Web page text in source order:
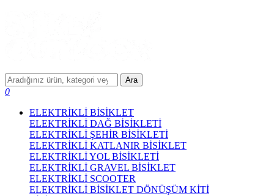
Ara
0
ELEKTRİKLİ BİSİKLET
ELEKTRİKLİ DAĞ BİSİKLETİ
ELEKTRİKLİ ŞEHİR BİSİKLETİ
ELEKTRİKLİ KATLANIR BİSİKLET
ELEKTRİKLİ YOL BİSİKLETİ
ELEKTRİKLİ GRAVEL BİSİKLET
ELEKTRİKLİ SCOOTER
ELEKTRİKLİ BİSİKLET DÖNÜŞÜM KİTİ